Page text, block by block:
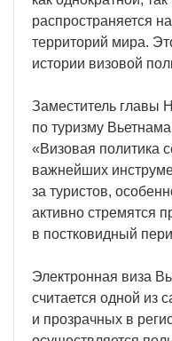
распространяется
территорий мира.
истории визовой
Заместитель главы
по туризму
«Визовая политика
важнейших
за туристов,
активно стремятся
в постковидный
Электронная виза
считается одной из
и прозрачных в